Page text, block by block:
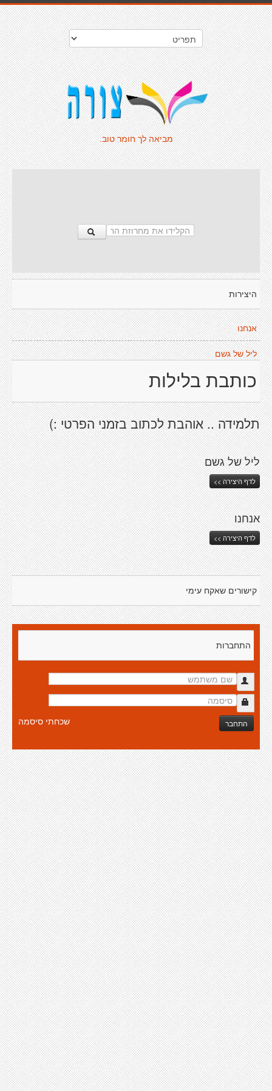
מביאה לך חומר טוב.
היצירות
אנחנו
ליל של גשם
כותבת בלילות
תלמידה .. אוהבת לכתוב בזמני הפרטי :)
ליל של גשם
לדף היצירה >>
אנחנו
לדף היצירה >>
קישורים שאקח עימי
התחברות
התחבר שכחתי סיסמה